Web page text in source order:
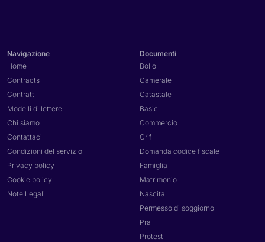
Navigazione
Home
Contracts
Contratti
Modelli di lettere
Chi siamo
Contattaci
Condizioni del servizio
Privacy policy
Cookie policy
Note Legali
Documenti
Bollo
Camerale
Catastale
Basic
Commercio
Crif
Domanda codice fiscale
Famiglia
Matrimonio
Nascita
Permesso di soggiorno
Pra
Protesti